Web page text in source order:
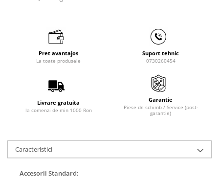
Masini de ascutit burghie
Masini de lustruit
Masini de polizat bavuri cu perii
Masini de rectificat plan
Masini de rectificat rotund
Masini de satinat
Masini de slefuit cu banda
Masini de slefuit cu disc
uscat
Pret avantajos
La toate produsele
Suport tehnic
0730260454
Livrare gratuita
la comenzi de min 1000 Ron
Garantie
Piese de schimb / Service (post-
garantie)
Caracteristici
Accesorii Standard: